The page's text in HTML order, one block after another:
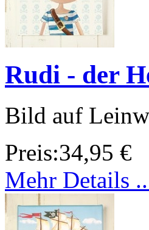
Rudi - der
Bild auf
Preis:34,95 €
Mehr Details